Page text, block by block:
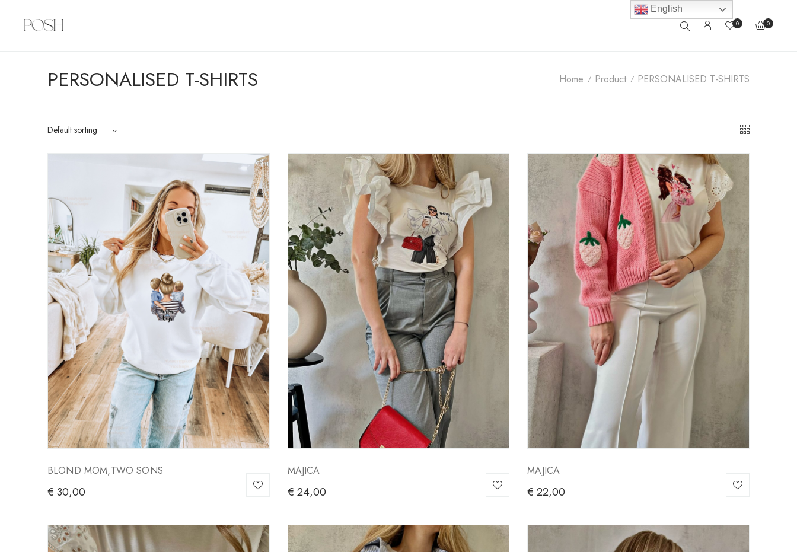
0 0
PERSONALISED T-SHIRTS Home Product PERSONALISED T-SHIRTS
BLOND MOM,TWO SONS
€ 30,00
MAJICA
€ 24,00
MAJICA
€ 22,00
English